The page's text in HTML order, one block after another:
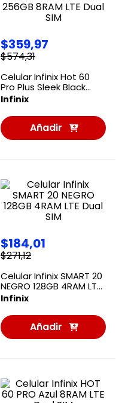
$359,97
$574,31
Celular Infinix Hot 60
Pro Plus Sleek Black
256GB 8RAM LTE Dual
Infinix
Añadir
al
$184,01
$271,12
Celular Infinix SMART 20
NEGRO 128GB 4RAM LTE
Dual SIM
Infinix
Añadir
al